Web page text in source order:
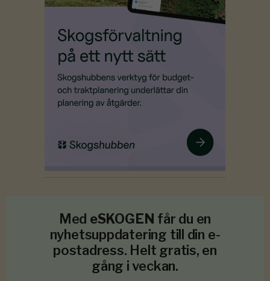
Med eSKOGEN får du en
nyhetsuppdatering till din e-
postadress. Helt gratis, en
gång i veckan.